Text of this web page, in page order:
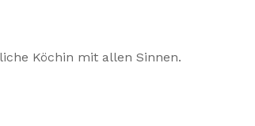
Köchin mit allen Sinnen.